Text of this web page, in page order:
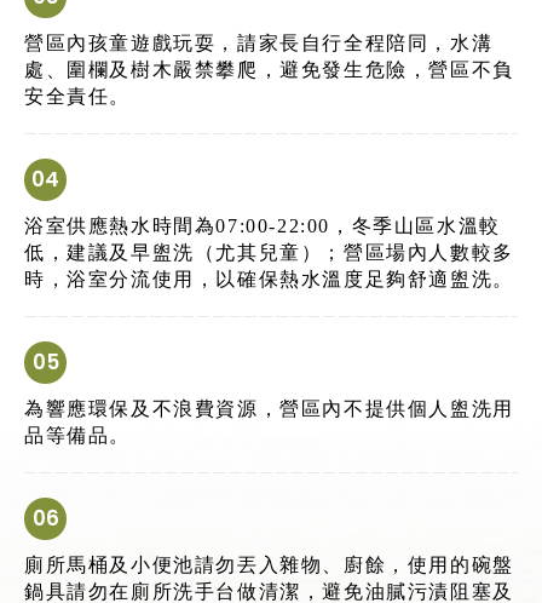
營區內孩童遊戲玩耍，請家長自行全程陪同，水溝
處、圍欄及樹木嚴禁攀爬，避免發生危險，營區不負
安全責任。
浴室供應熱水時間為07:00-22:00，冬季山區水溫較
低，建議及早盥洗（尤其兒童）；營區場內人數較多
時，浴室分流使用，以確保熱水溫度足夠舒適盥洗。
為響應環保及不浪費資源，營區內不提供個人盥洗用
品等備品。
廁所馬桶及小便池請勿丟入雜物、廚餘，使用的碗盤
鍋具請勿在廁所洗手台做清潔，避免油膩污漬阻塞及